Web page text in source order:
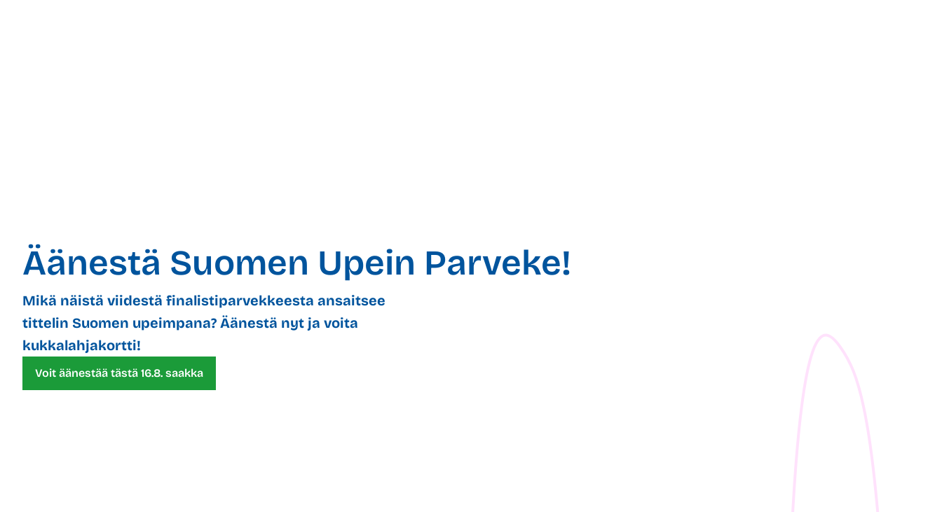
Äänestä Suomen Upein Parveke!
Mikä näistä viidestä finalistiparvekkeesta ansaitsee
tittelin Suomen upeimpana? Äänestä nyt ja voita
kukkalahjakortti!
Voit äänestää tästä 16.8. saakka